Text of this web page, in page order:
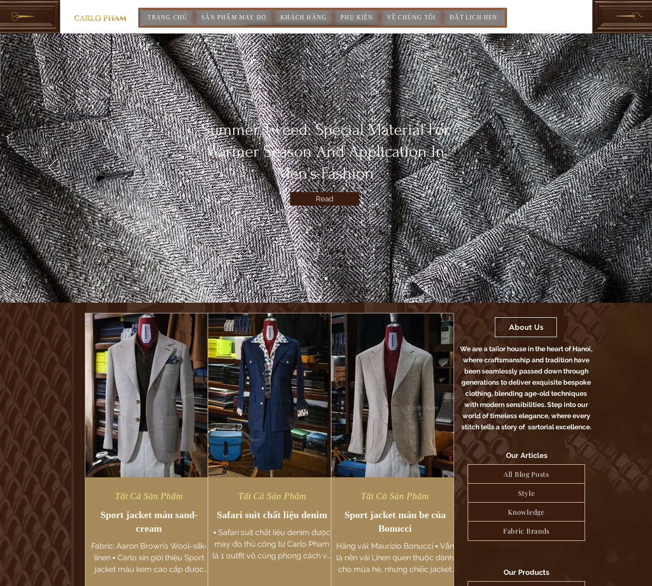
TRANG CHỦ SẢN PHẨM MAY ĐO KHÁCH HÀNG PHỤ KIỆN VỀ CHÚNG TÔI ĐẶT LỊCH HẸN
Summer Tweed: Special Material For
Warmer Season And Application In
Men's Fashion
Read
Sport jacket màu sand-
cream
Fabric: Aaron Brown’s Wool-silk-
linen ▪️ Carlo xin giới thiệu Sport
jacket màu kem cao cấp được
Tất Cả Sản Phẩm
Safari suit chất liệu denim
▪️ Safari suit chất liệu denim được
may đo thủ công từ Carlo Pham
là 1 outfit vô cùng phong cách và
Tất Cả Sản Phẩm
Sport jacket màu be của
Bonucci
Hãng vải: Maurizio Bonucci ▪️ Vẫn
là nền vải Linen quen thuộc dành
cho mùa hè, nhưng chiếc jacket
Tất Cả Sản Phẩm
About Us
We are a tailor house in the heart of Hanoi,
where craftsmanship and tradition have
been seamlessly passed down through
generations to deliver exquisite bespoke
clothing, blending age-old techniques
with modern sensibilities. Step into our
world of timeless elegance, where every
stitch tells a story of sartorial excellence.
Our Articles
All Blog Posts
Style
Knowledge
Fabric Brands
Our Products